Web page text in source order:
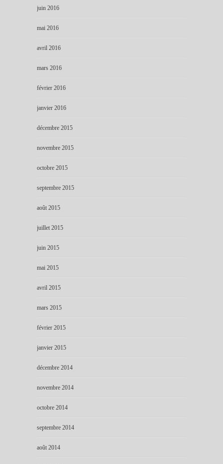
juin 2016
mai 2016
avril 2016
mars 2016
février 2016
janvier 2016
décembre 2015
novembre 2015
octobre 2015
septembre 2015
août 2015
juillet 2015
juin 2015
mai 2015
avril 2015
mars 2015
février 2015
janvier 2015
décembre 2014
novembre 2014
octobre 2014
septembre 2014
août 2014